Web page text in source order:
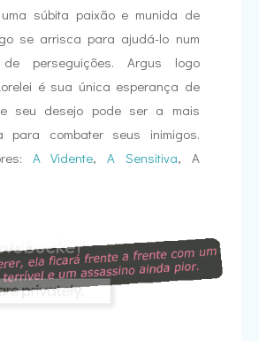
súbita paixão e munida de
se arrisca para ajudá-lo num
perseguições. Argus logo
é sua única esperança de
seu desejo pode ser a mais
para combater seus inimigos.
A Vidente, A Sensitiva, A